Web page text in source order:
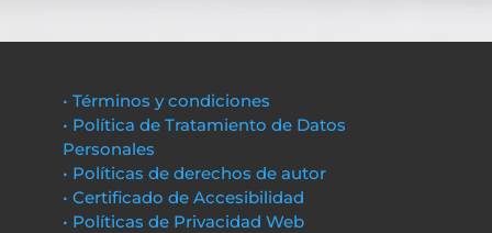
• Términos y condiciones
• Política de Tratamiento de Datos
Personales
• Políticas de derechos de autor
• Certificado de Accesibilidad
• Políticas de Privacidad Web